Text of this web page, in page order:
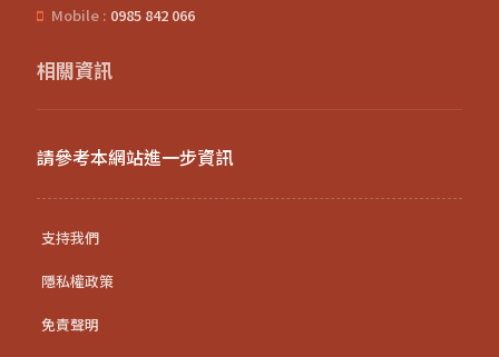
Mobile : 0985 842 066
相關資訊
請參考本網站進一步資訊
支持我們
隱私權政策
免責聲明